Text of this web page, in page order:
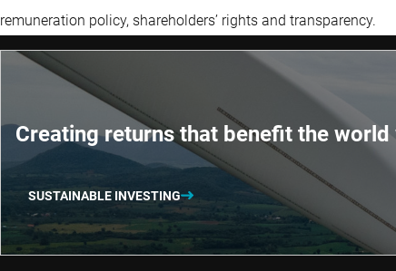
remuneration policy, shareholders’ rights and transparency.
Creating returns that benefit the world
SUSTAINABLE INVESTING